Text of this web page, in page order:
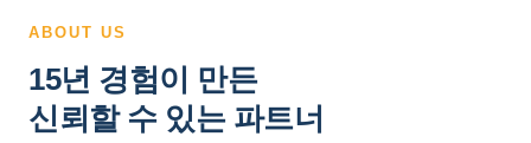
ABOUT US
15년 경험이 만든
신뢰할 수 있는 파트너